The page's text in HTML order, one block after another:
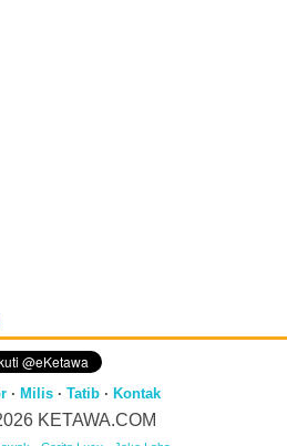
· Milis· Tatib· Kontak
KETAWA.COM